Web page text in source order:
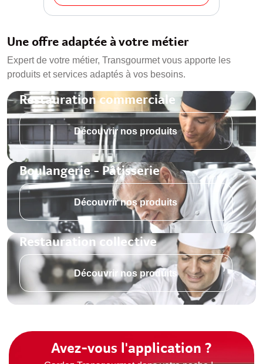
Une offre adaptée à votre métier
Expert de votre métier, Transgourmet vous apporte les
produits et services adaptés à vos besoins.
Restauration commerciale
Découvrir nos produits
Boulangerie - Pâtisserie
Découvrir nos produits
Restauration collective
Découvrir nos produits
Avez-vous l'application ?